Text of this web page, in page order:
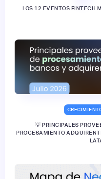
LOS 12 EVENTOS FINTECH
💡 PRINCIPALES
PROCESAMIENTO